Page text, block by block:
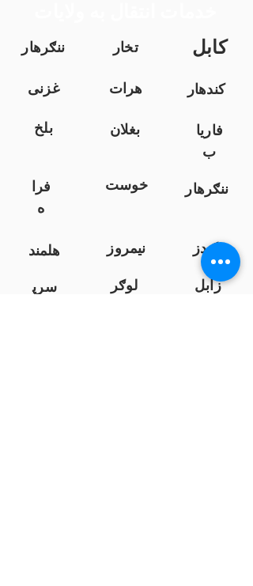
ننګرهار تخار کابل
غزنی هرات
کندهار
بلخ
بغلان
فاریا
ب
فرا
ه
خوست ننګرهار
هلمند نیمروز
کندز
سرپ
لوګر زابل